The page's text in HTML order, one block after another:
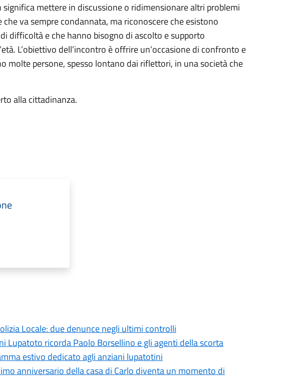
mettere in discussione o ridimensionare altri problemi
va sempre condannata, ma riconoscere che esistono
difficoltà e che hanno bisogno di ascolto e supporto
L’obiettivo dell’incontro è offrire un’occasione di confronto e
molte persone, spesso lontano dai riflettori, in una società che
alla cittadinanza.
Locale: due denunce negli ultimi controlli
Lupatoto ricorda Paolo Borsellino e gli agenti della scorta
estivo dedicato agli anziani lupatotini
anniversario della casa di Carlo diventa un momento di